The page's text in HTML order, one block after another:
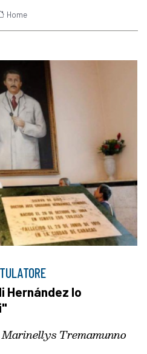
Home
Hernández lo
Marinellys Tremamunno